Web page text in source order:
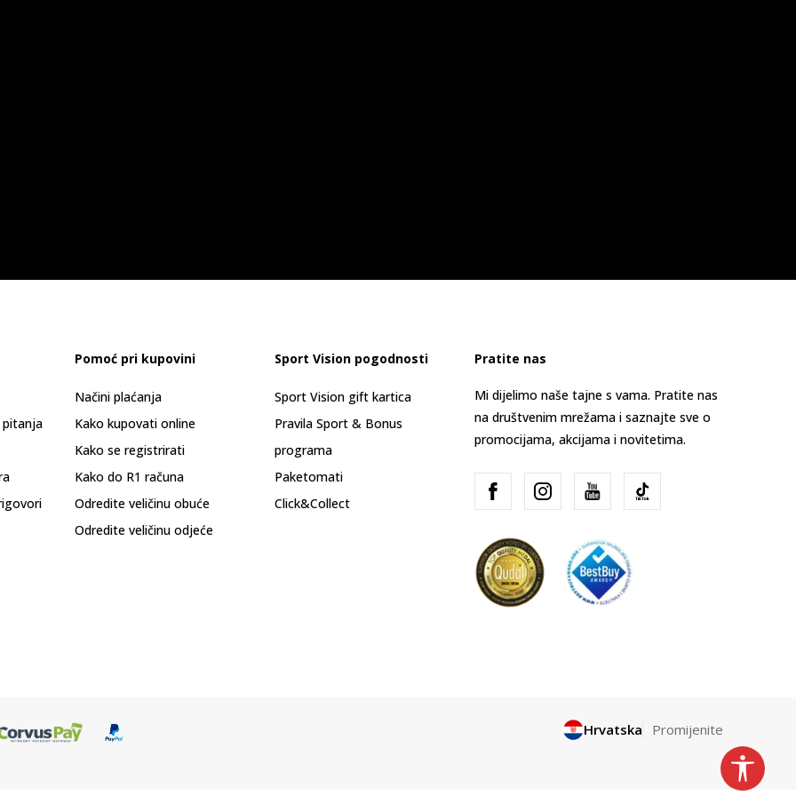
pitanja
Pomoć pri kupovini
Načini plaćanja
Kako kupovati online
Kako se registrirati
Kako do R1 računa
Odredite veličinu obuće
Odredite veličinu odjeće
Sport Vision pogodnosti
Sport Vision gift kartica
Pravila Sport & Bonus
programa
Paketomati
Click&Collect
Pratite nas
Mi dijelimo naše tajne s vama. Pratite nas
na društvenim mrežama i saznajte sve o
promocijama, akcijama i novitetima.
Hrvatska Promijenite